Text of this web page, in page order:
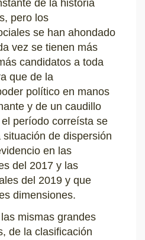
de la historia
pero los
se han ahondado
vez se tienen más
candidatos a toda
que de la
político en manos
y de un caudillo
período correísta se
de dispersión
en las
del 2017 y las
del 2019 y que
dimensiones.
mismas grandes
de la clasificación